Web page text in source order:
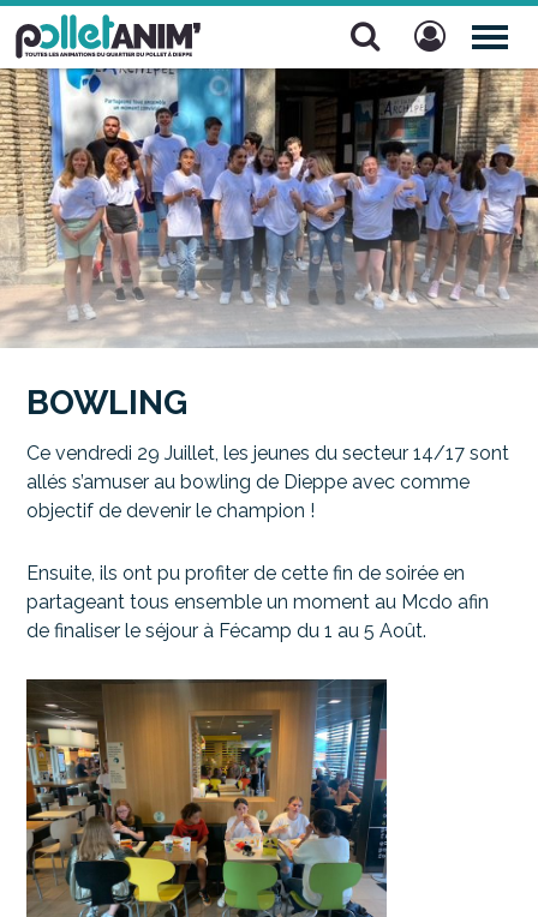
Pollet Anim'
BOWLING
Ce vendredi 29 Juillet, les jeunes du secteur 14/17 sont
allés s’amuser au bowling de Dieppe avec comme
objectif de devenir le champion !
Ensuite, ils ont pu profiter de cette fin de soirée en
partageant tous ensemble un moment au Mcdo afin
de finaliser le séjour à Fécamp du 1 au 5 Août.